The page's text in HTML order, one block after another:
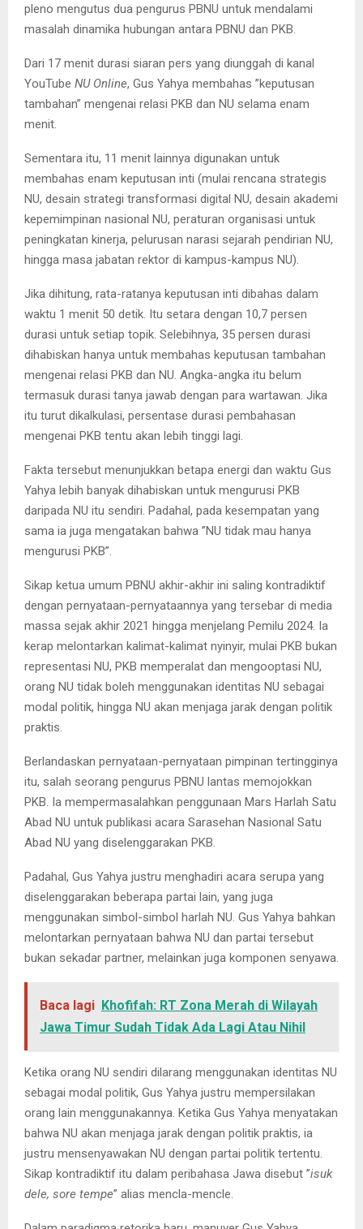
pleno mengutus dua pengurus PBNU untuk mendalami
masalah dinamika hubungan antara PBNU dan PKB.
Dari 17 menit durasi siaran pers yang diunggah di kanal
YouTube NU Online, Gus Yahya membahas ”keputusan
tambahan” mengenai relasi PKB dan NU selama enam
menit.
Sementara itu, 11 menit lainnya digunakan untuk
membahas enam keputusan inti (mulai rencana strategis
NU, desain strategi transformasi digital NU, desain akademi
kepemimpinan nasional NU, peraturan organisasi untuk
peningkatan kinerja, pelurusan narasi sejarah pendirian NU,
hingga masa jabatan rektor di kampus-kampus NU).
Jika dihitung, rata-ratanya keputusan inti dibahas dalam
waktu 1 menit 50 detik. Itu setara dengan 10,7 persen
durasi untuk setiap topik. Selebihnya, 35 persen durasi
dihabiskan hanya untuk membahas keputusan tambahan
mengenai relasi PKB dan NU. Angka-angka itu belum
termasuk durasi tanya jawab dengan para wartawan. Jika
itu turut dikalkulasi, persentase durasi pembahasan
mengenai PKB tentu akan lebih tinggi lagi.
Fakta tersebut menunjukkan betapa energi dan waktu Gus
Yahya lebih banyak dihabiskan untuk mengurusi PKB
daripada NU itu sendiri. Padahal, pada kesempatan yang
sama ia juga mengatakan bahwa ”NU tidak mau hanya
mengurusi PKB”.
Sikap ketua umum PBNU akhir-akhir ini saling kontradiktif
dengan pernyataan-pernyataannya yang tersebar di media
massa sejak akhir 2021 hingga menjelang Pemilu 2024. Ia
kerap melontarkan kalimat-kalimat nyinyir, mulai PKB bukan
representasi NU, PKB memperalat dan mengooptasi NU,
orang NU tidak boleh menggunakan identitas NU sebagai
modal politik, hingga NU akan menjaga jarak dengan politik
praktis.
Berlandaskan pernyataan-pernyataan pimpinan tertingginya
itu, salah seorang pengurus PBNU lantas memojokkan
PKB. Ia mempermasalahkan penggunaan Mars Harlah Satu
Abad NU untuk publikasi acara Sarasehan Nasional Satu
Abad NU yang diselenggarakan PKB.
Padahal, Gus Yahya justru menghadiri acara serupa yang
diselenggarakan beberapa partai lain, yang juga
menggunakan simbol-simbol harlah NU. Gus Yahya bahkan
melontarkan pernyataan bahwa NU dan partai tersebut
bukan sekadar partner, melainkan juga komponen senyawa.
Baca lagi Khofifah: RT Zona Merah di Wilayah
Jawa Timur Sudah Tidak Ada Lagi Atau Nihil
Ketika orang NU sendiri dilarang menggunakan identitas NU
sebagai modal politik, Gus Yahya justru mempersilakan
orang lain menggunakannya. Ketika Gus Yahya menyatakan
bahwa NU akan menjaga jarak dengan politik praktis, ia
justru mensenyawakan NU dengan partai politik tertentu.
Sikap kontradiktif itu dalam peribahasa Jawa disebut ”isuk
dele, sore tempe” alias mencla-mencle.